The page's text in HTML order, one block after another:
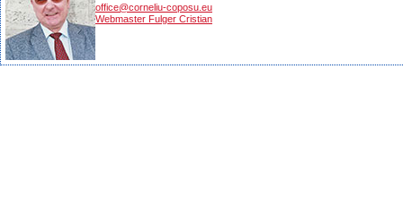
office@corneliu-coposu.eu
Webmaster Fulger Cristian